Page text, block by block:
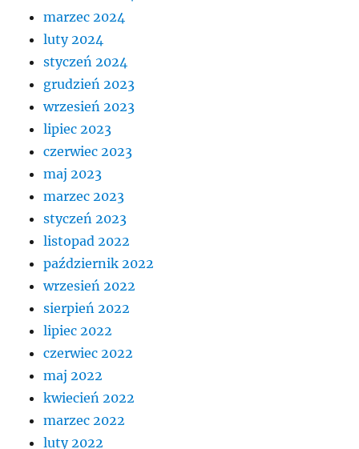
marzec 2024
luty 2024
styczeń 2024
grudzień 2023
wrzesień 2023
lipiec 2023
czerwiec 2023
maj 2023
marzec 2023
styczeń 2023
listopad 2022
październik 2022
wrzesień 2022
sierpień 2022
lipiec 2022
czerwiec 2022
maj 2022
kwiecień 2022
marzec 2022
luty 2022